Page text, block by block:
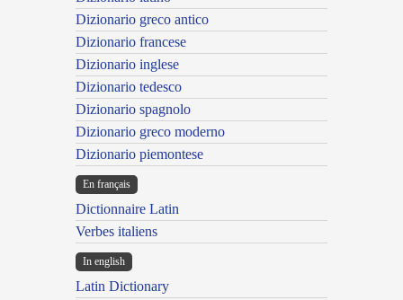
Dizionario greco antico
Dizionario francese
Dizionario inglese
Dizionario tedesco
Dizionario spagnolo
Dizionario greco moderno
Dizionario piemontese
En français
Dictionnaire Latin
Verbes italiens
In english
Latin Dictionary